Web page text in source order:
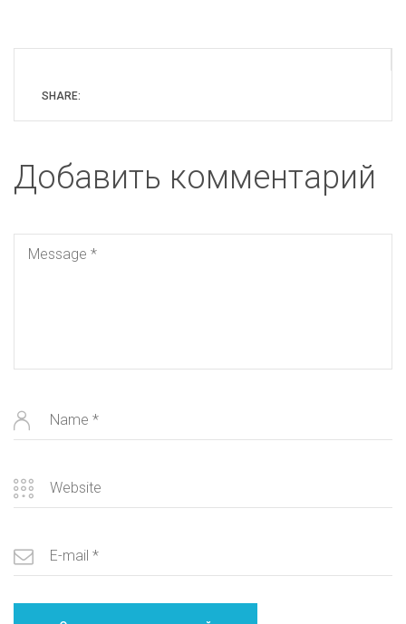
SHARE:
Добавить комментарий